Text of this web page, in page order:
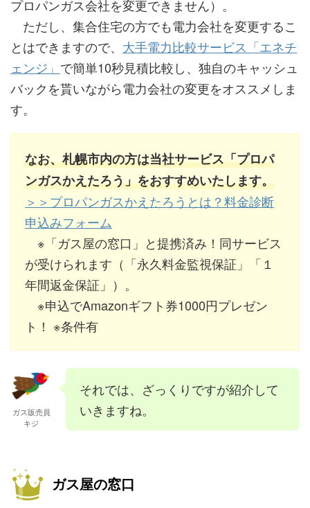
プロパンガス会社を変更できません）。
ただし、集合住宅の方でも電力会社を変更するこ
とはできますので、 大手電力比較サービス「エネチ
ェンジ」 で簡単10秒見積比較し、独自のキャッシュ
バックを貰いながら電力会社の変更をオススメしま
す。
なお、札幌市内の方は当社サービス「プロパ
ンガスかえたろう」をおすすめいたします。
＞＞プロパンガスかえたろうとは？料金診断
申込みフォーム
※「ガス屋の窓口」と提携済み！同サービス
が受けられます（「永久料金監視保証」「１
年間返金保証」）。
※申込でAmazonギフト券1000円プレゼン
ト！ ※条件有
ガス販売員
キジ
それでは、ざっくりですが紹介して
いきますね。
ガス屋の窓口